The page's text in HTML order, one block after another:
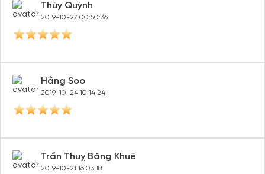
Thúy Quỳnh
2019-10-27 00:50:36
Hằng Soo
2019-10-24 10:14:24
Trần Thuỵ Băng Khuê
2019-10-21 16:03:18